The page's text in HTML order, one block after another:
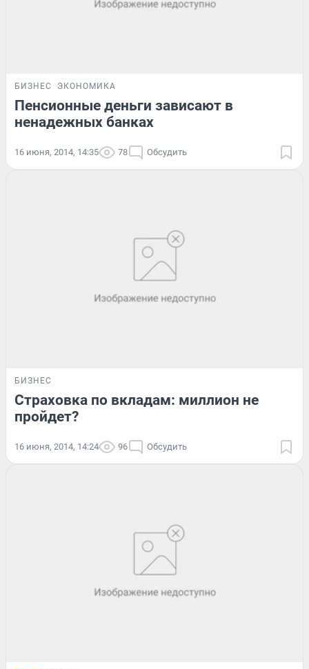
БИЗНЕС ЭКОНОМИКА
Пенсионные деньги зависают в
ненадежных банках
16 июня, 2014, 14:35 78 Обсудить
БИЗНЕС
Страховка по вкладам: миллион не
пройдет?
16 июня, 2014, 14:24 96 Обсудить